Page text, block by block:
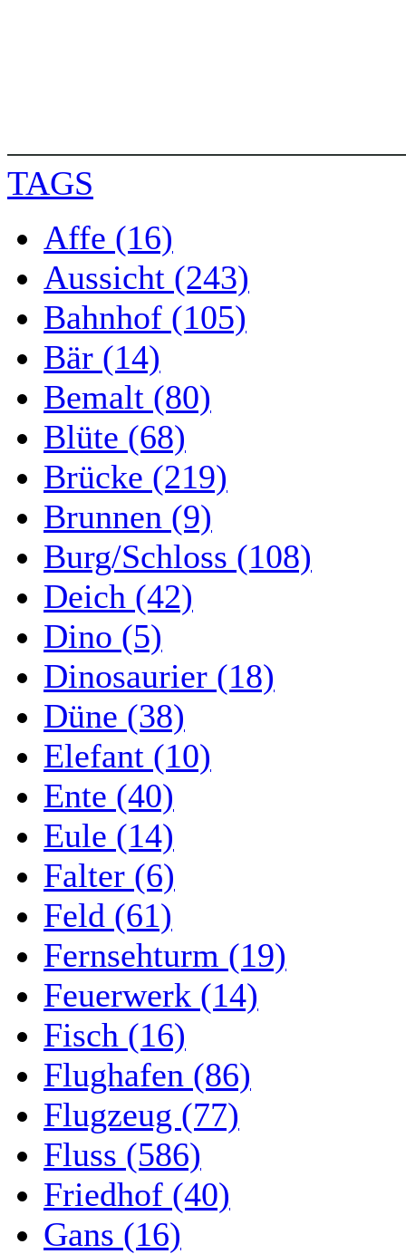
TAGS
Affe (16)
Aussicht (243)
Bahnhof (105)
Bär (14)
Bemalt (80)
Blüte (68)
Brücke (219)
Brunnen (9)
Burg/Schloss (108)
Deich (42)
Dino (5)
Dinosaurier (18)
Düne (38)
Elefant (10)
Ente (40)
Eule (14)
Falter (6)
Feld (61)
Fernsehturm (19)
Feuerwerk (14)
Fisch (16)
Flughafen (86)
Flugzeug (77)
Fluss (586)
Friedhof (40)
Gans (16)